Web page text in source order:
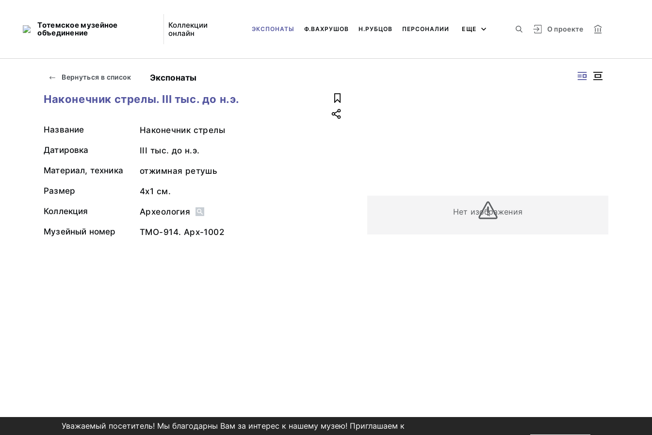
Тотемское музейное
объединение
Коллекции
онлайн
О проекте
ЭКСПОНАТЫ Ф.ВАХРУШОВ Н.РУБЦОВ ПЕРСОНАЛИИ ЕЩЕ
Вернуться в список Экспонаты
Нет изображения
Наконечник стрелы. III тыс. до н.э.
Название Наконечник стрелы
Датировка III тыс. до н.э.
Материал, техника отжимная ретушь
Размер 4х1 см.
Коллекция Археология
Музейный номер ТМО-914. Арх-1002
Уважаемый посетитель! Мы благодарны Вам за интерес к нашему музею! Приглашаем к